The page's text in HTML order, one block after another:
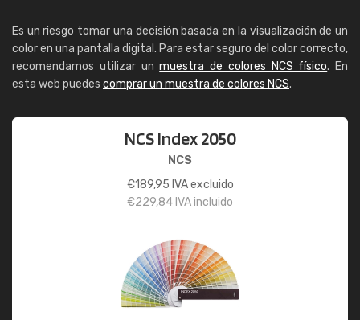
Es un riesgo tomar una decisión basada en la visualización de un
color en una pantalla digital. Para estar seguro del color correcto,
recomendamos utilizar unmuestra de colores NCS físico. En
esta web puedes comprar un muestra de colores NCS.
NCS Index 2050
NCS
€189,95 IVA excluido
€229,84 IVA incluido